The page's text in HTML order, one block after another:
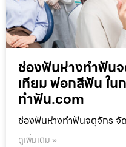
ช่องฟันห่างทำฟัน
เทียม ฟอกสีฟัน ใ
ทำฟัน.com
ช่องฟันห่างทำฟันจตุจักร จั
ดูเพิ่มเติม »